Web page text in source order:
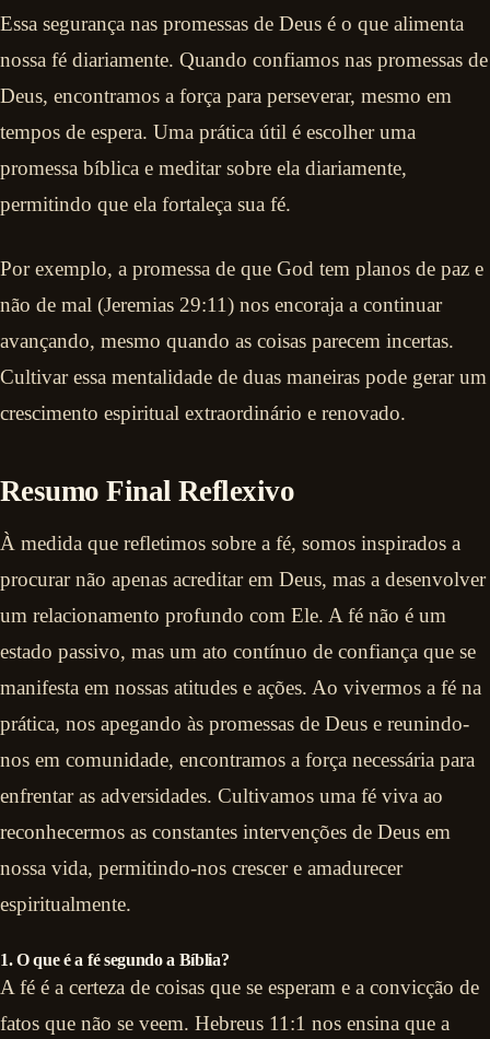
Essa segurança nas promessas de Deus é o que alimenta
nossa fé diariamente. Quando confiamos nas promessas de
Deus, encontramos a força para perseverar, mesmo em
tempos de espera. Uma prática útil é escolher uma
promessa bíblica e meditar sobre ela diariamente,
permitindo que ela fortaleça sua fé.
Por exemplo, a promessa de que God tem planos de paz e
não de mal (Jeremias 29:11) nos encoraja a continuar
avançando, mesmo quando as coisas parecem incertas.
Cultivar essa mentalidade de duas maneiras pode gerar um
crescimento espiritual extraordinário e renovado.
Resumo Final Reflexivo
À medida que refletimos sobre a fé, somos inspirados a
procurar não apenas acreditar em Deus, mas a desenvolver
um relacionamento profundo com Ele. A fé não é um
estado passivo, mas um ato contínuo de confiança que se
manifesta em nossas atitudes e ações. Ao vivermos a fé na
prática, nos apegando às promessas de Deus e reunindo-
nos em comunidade, encontramos a força necessária para
enfrentar as adversidades. Cultivamos uma fé viva ao
reconhecermos as constantes intervenções de Deus em
nossa vida, permitindo-nos crescer e amadurecer
espiritualmente.
1. O que é a fé segundo a Bíblia?
A fé é a certeza de coisas que se esperam e a convicção de
fatos que não se veem. Hebreus 11:1 nos ensina que a